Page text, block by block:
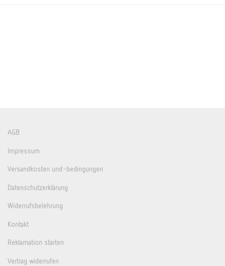
AGB
Impressum
Versandkosten und -bedingungen
Datenschutzerklärung
Widerrufsbelehrung
Kontakt
Reklamation starten
Vertrag widerrufen